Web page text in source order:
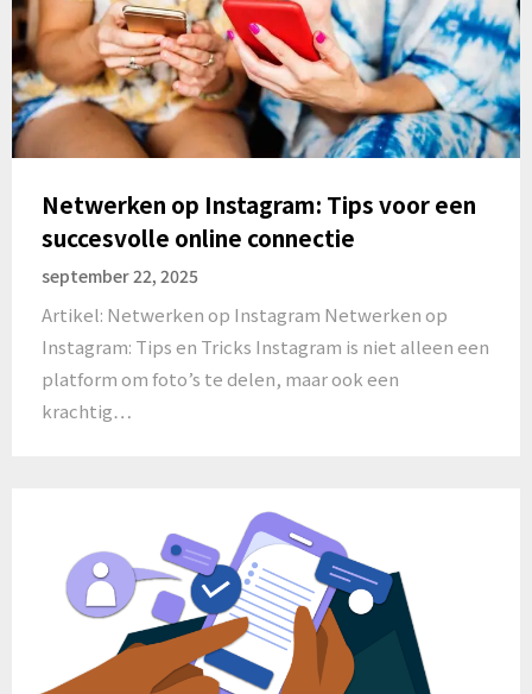
Netwerken op Instagram: Tips voor een
succesvolle online connectie
september 22, 2025
Artikel: Netwerken op Instagram Netwerken op
Instagram: Tips en Tricks Instagram is niet alleen een
platform om foto’s te delen, maar ook een
krachtig…